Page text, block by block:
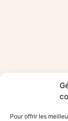
Pour offrir les